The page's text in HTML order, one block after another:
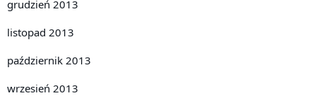
grudzień 2013
listopad 2013
październik 2013
wrzesień 2013